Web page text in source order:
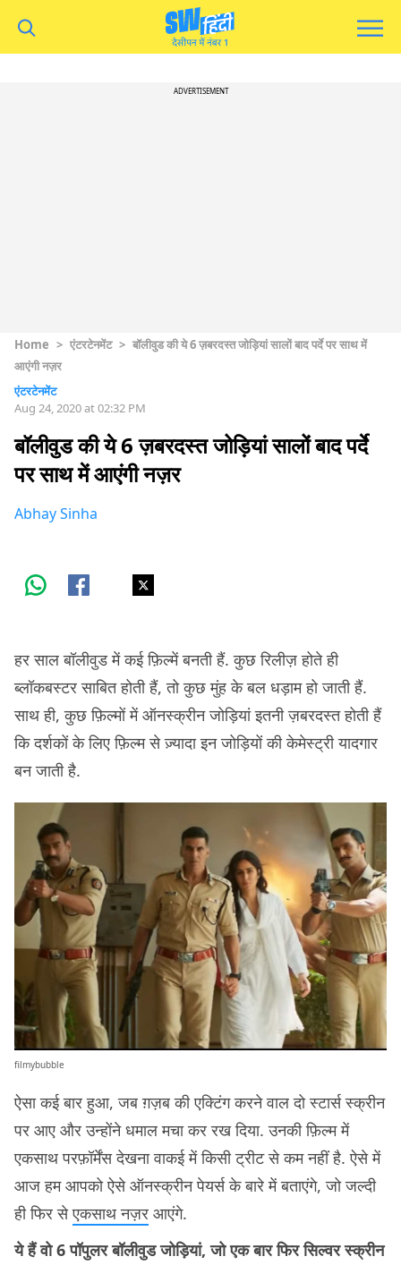
ADVERTISEMENT
Home > एंटरटेनमेंट > बॉलीवुड की ये 6 ज़बरदस्त जोड़ियां सालों बाद पर्दे पर साथ में
आएंगी नज़र
एंटरटेनमेंट
Aug 24, 2020 at 02:32 PM
बॉलीवुड की ये 6 ज़बरदस्त जोड़ियां सालों बाद पर्दे
पर साथ में आएंगी नज़र
Abhay Sinha
हर साल बॉलीवुड में कई फ़िल्में बनती हैं. कुछ रिलीज़ होते ही
ब्लॉकबस्टर साबित होती हैं, तो कुछ मुंह के बल धड़ाम हो जाती हैं.
साथ ही, कुछ फ़िल्मों में ऑनस्क्रीन जोड़ियां इतनी ज़बरदस्त होती हैं
कि दर्शकों के लिए फ़िल्म से ज़्यादा इन जोड़ियों की केमेस्ट्री यादगार
बन जाती है.
filmybubble
ऐसा कई बार हुआ, जब ग़ज़ब की एक्टिंग करने वाल दो स्टार्स स्क्रीन
पर आए और उन्होंने धमाल मचा कर रख दिया. उनकी फ़िल्म में
एकसाथ परफ़ॉर्मेंस देखना वाकई में किसी ट्रीट से कम नहीं है. ऐसे में
आज हम आपको ऐसे ऑनस्क्रीन पेयर्स के बारे में बताएंगे, जो जल्दी
ही फिर सेएकसाथ नज़र आएंगे.
ये हैं वो 6 पॉपुलर बॉलीवुड जोड़ियां, जो एक बार फिर सिल्वर स्क्रीन